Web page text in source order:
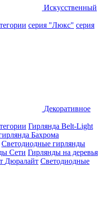
Искусственный
серия "Люкс" серия
Декоративное
Гирлянда Belt-Light
Бахрома
Светодиодные гирлянды
Сети Гирлянды на деревья
Дюралайт Светодиодные